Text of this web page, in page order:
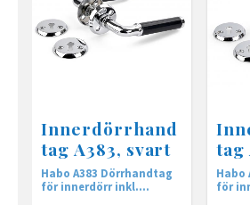
Innerdörrhand
tag A383, svart
Habo A383 Dörrhandtag
för innerdörr inkl.
tag
Habo
för